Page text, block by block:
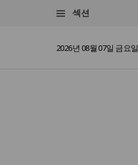
섹션
2026년 08월 07일 금요일